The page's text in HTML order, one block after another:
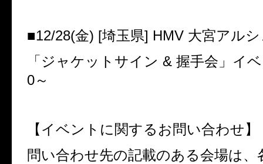
■12/28(金) [埼玉県] HMV 大宮アル
「ジャケットサイン & 握手会」イ
0～
【イベントに関するお問い合わせ】
問い合わせ先の記載のある会場は、